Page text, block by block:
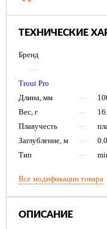
ТЕХНИЧЕСКИЕ
Бренд
—
Trout Pro
Длина, мм
—
Вес, г
—
Плавучесть
—
Заглубление, м
—
Тип
—
Все модификации товара
ОПИСАНИЕ